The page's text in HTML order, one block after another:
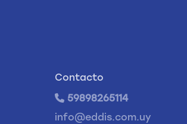
Contacto
59898265114
info@eddis.com.uy